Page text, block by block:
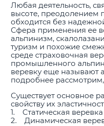
Любая деятельность,
высоте, преодолением
обходится без
Сфера применения ее
альпинизм,
туризм и похожие
среде страховочная
промышленного
веревку еще называют
подробнее
Существует основное
свойству их
1. Статическая веревка
2. Динамическая